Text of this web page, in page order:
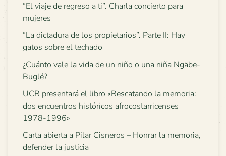
“El viaje de regreso a ti”. Charla concierto para
mujeres
“La dictadura de los propietarios”. Parte II: Hay
gatos sobre el techado
¿Cuánto vale la vida de un niño o una niña Ngäbe-
Buglé?
UCR presentará el libro «Rescatando la memoria:
dos encuentros históricos afrocostarricenses
1978-1996»
Carta abierta a Pilar Cisneros – Honrar la memoria,
defender la justicia